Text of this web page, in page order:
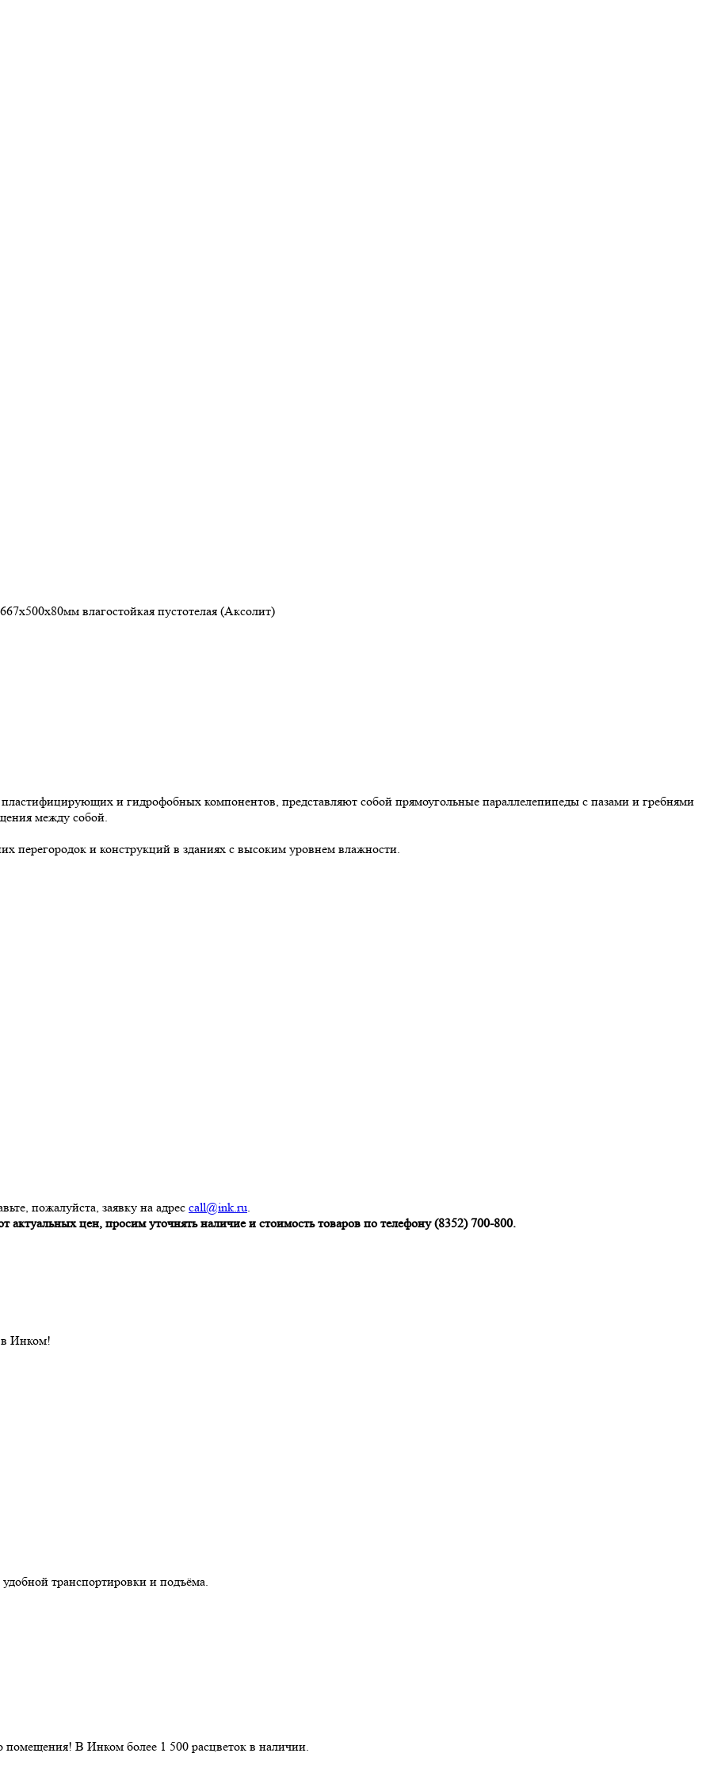
влагостойкая пустотелая (Аксолит)
и гидрофобных компонентов, представляют собой прямоугольные параллелепипеды с пазами и гребнями
между собой.
перегородок и конструкций в зданиях с высоким уровнем влажности.
пожалуйста, заявку на адрес call@ink.ru.
актуальных цен, просим уточнять наличие и стоимость товаров по телефону (8352) 700-800.
в Инком!
транспортировки и подъёма.
В Инком более 1 500 расцветок в наличии.